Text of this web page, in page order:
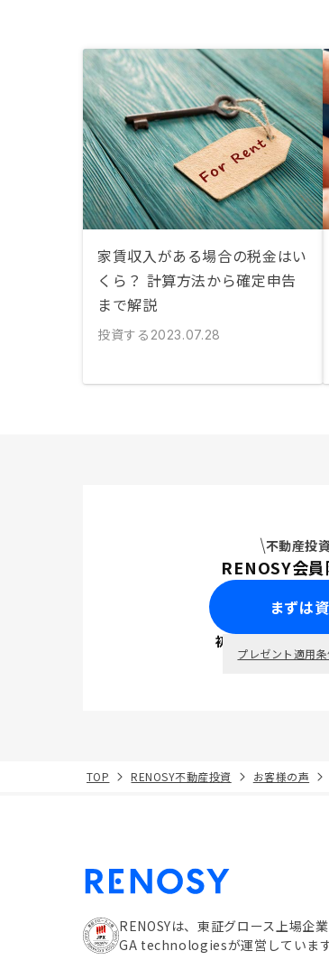
家賃収入がある場合の税金はい
くら？ 計算方法から確定申告
まで解説
投資する 2023.07.28
不動産投
RENOSY会員
まずは
初回面談で
プレゼント適用
TOP RENOSY不動産投資 お客様の声
RENOSYは、東証グロース上場企
GA technologiesが運営しています